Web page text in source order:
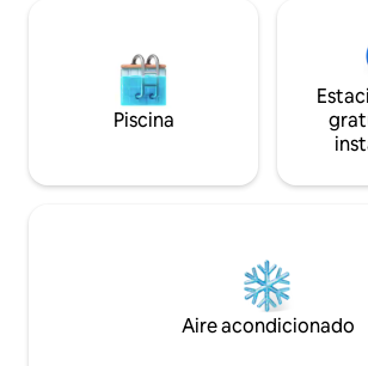
Piscina
Aire acondicionado